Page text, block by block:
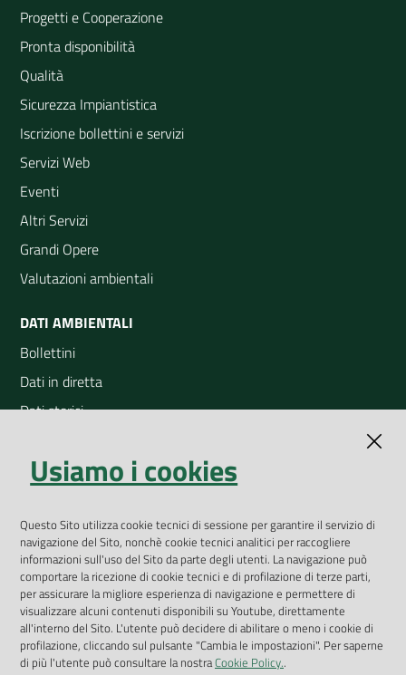
Progetti e Cooperazione
Pronta disponibilità
Qualità
Sicurezza Impiantistica
Iscrizione bollettini e servizi
Servizi Web
Eventi
Altri Servizi
Grandi Opere
Valutazioni ambientali
DATI AMBIENTALI
Bollettini
Dati in diretta
Dati storici
Open Data
App Arpav
Rapporti regionali annuali
Le Infografiche
Dispenser dati
Vai alla pagina
Usiamo i cookies
Questo Sito utilizza cookie tecnici di sessione per garantire il servizio di
navigazione del Sito, nonchè cookie tecnici analitici per raccogliere
informazioni sull'uso del Sito da parte degli utenti. La navigazione può
comportare la ricezione di cookie tecnici e di profilazione di terze parti,
per assicurare la migliore esperienza di navigazione e permettere di
visualizzare alcuni contenuti disponibili su Youtube, direttamente
all'interno del Sito. L'utente può decidere di abilitare o meno i cookie di
profilazione, cliccando sul pulsante "Cambia le impostazioni". Per saperne
di più l'utente può consultare la nostraCookie Policy..